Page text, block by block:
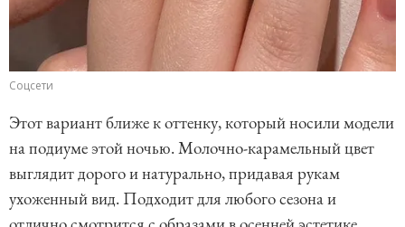
Соцсети
Этот вариант ближе к оттенку, который носили модели
на подиуме этой ночью. Молочно-карамельный цвет
выглядит дорого и натурально, придавая рукам
ухоженный вид. Подходит для любого сезона и